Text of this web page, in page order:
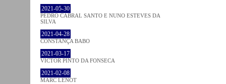
2021-05-30
PEDRO CABRAL SANTO E NUNO ESTEVES DA
SILVA
2021-04-28
CONSTANÇA BABO
2021-03-17
VICTOR PINTO DA FONSECA
2021-02-08
MARC LENOT